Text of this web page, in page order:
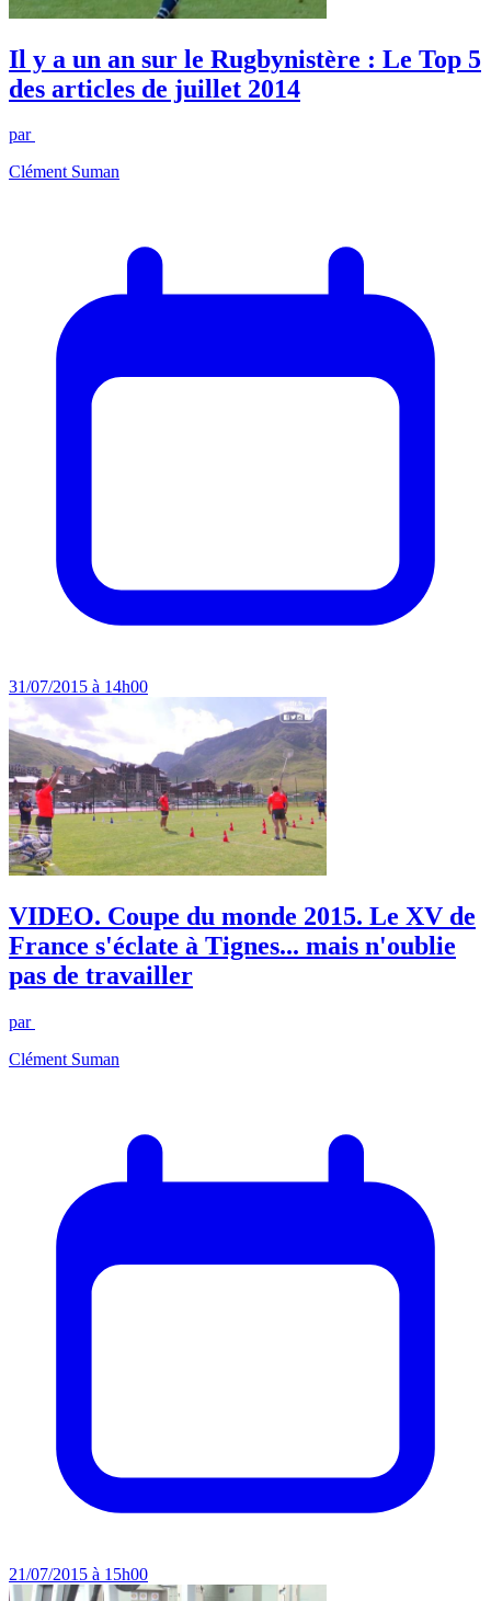
Il y a un an sur le Rugbynistère : Le Top 5
des articles de juillet 2014
par
Clément Suman
31/07/2015 à 14h00
VIDEO. Coupe du monde 2015. Le XV de
France s'éclate à Tignes... mais n'oublie
pas de travailler
par
Clément Suman
21/07/2015 à 15h00